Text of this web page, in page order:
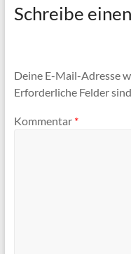
Schreibe
Deine E-Mail-Adresse
Erforderliche Felder
Kommentar *